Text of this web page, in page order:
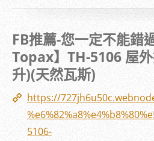
FB推薦-您一定不能錯
Topax】TH-5106 屋
升)(天然瓦斯)
https://
5106-